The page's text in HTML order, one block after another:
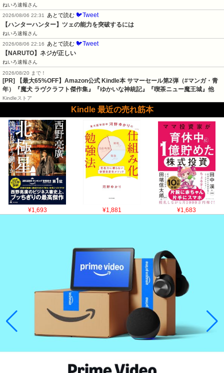
ねいろ速報さん
2026/08/06 22:31
あとで読む 🐦Tweet
【ハンターハンター】ツェの能力を突破するには
ねいろ速報さん
2026/08/06 22:16
あとで読む 🐦Tweet
【NARUTO】ネジが正しい
ねいろ速報さん
2026/08/20 まで！
[PR]
【最大65%OFF】Amazon公式 Kindle本 サマーセール第2弾（#マンガ・青
年）『魔犬 ラヴクラフト傑作集』『ゆかいな神統記』『喫茶ニュー魔王城』他
Kindleストア
Kindle 最近の売れ筋本
¥1,693 ¥1,881 ¥1,683